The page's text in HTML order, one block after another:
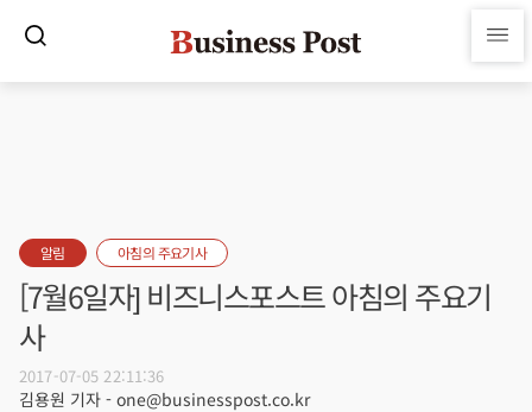
알림 아침의 주요기사
[7월6일자] 비즈니스포스트 아침의 주요기
사
2017-07-05 22:11:36
김용원 기자 - one@businesspost.co.kr